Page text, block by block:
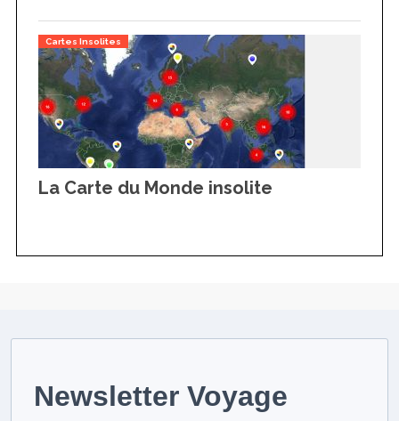
Cartes Insolites
La Carte du Monde insolite
Newsletter Voyage